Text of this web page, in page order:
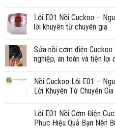
Lỗi E01 Nồi Cuckoo –
lời khuyên từ chuyên gia
Sửa nồi cơm điện
nghiệp, an toàn và tiện lợi
Nồi Cuckoo Lỗi E01 –
Lời Khuyên Từ Chuyên Gia
Lỗi E01 Nồi Cơm Điện
Phục Hiệu Quả Bạn Nên